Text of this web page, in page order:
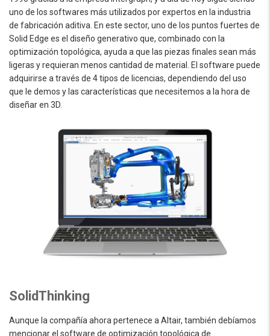
uno de los softwares más utilizados por expertos en la industria
de fabricación aditiva. En este sector, uno de los puntos fuertes de
Solid Edge es el diseño generativo que, combinado con la
optimización topológica, ayuda a que las piezas finales sean más
ligeras y requieran menos cantidad de material. El software puede
adquirirse a través de 4 tipos de licencias, dependiendo del uso
que le demos y las características que necesitemos a la hora de
diseñar en 3D.
SolidThinking
Aunque la compañía ahora pertenece a Altair, también debíamos
mencionar el software de optimización topológica de